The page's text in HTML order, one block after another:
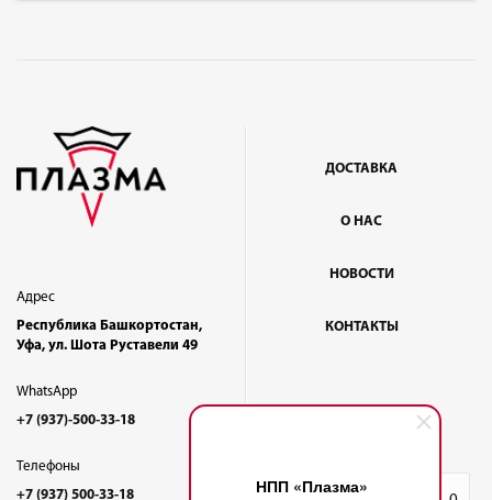
НПП «Плазма»
Адрес
Республика Башкортостан,
Уфа, ул. Шота Руставели 49
WhatsApp
+7 (937)-500-33-18
Телефоны
+7 (937) 500-33-18
ДОСТАВКА
О НАС
НОВОСТИ
КОНТАКТЫ